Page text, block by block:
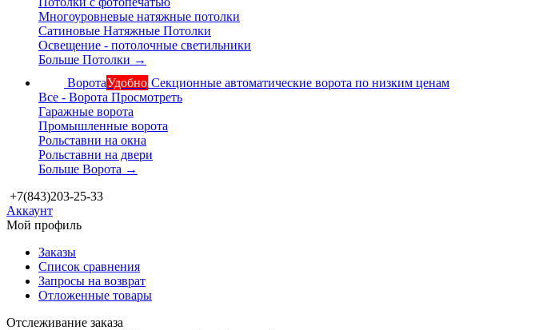
Многоуровневые натяжные потолки
Сатиновые Натяжные Потолки
Освещение - потолочные светильники
Больше Потолки →
ВоротаУдобно Секционные автоматические ворота по низким ценам
Все - Ворота Просмотреть
Гаражные ворота
Промышленные ворота
Рольставни на окна
Рольставни на двери
Больше Ворота →
+7(843)203-25-33
Аккаунт
Мой профиль
Заказы
Список сравнения
Запросы на возврат
Отложенные товары
Отслеживание заказа